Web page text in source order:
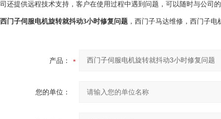
司还提供远程技术支持，客户在使用过程中遇到问题，可以随时与公司
西门子伺服电机旋转就抖动3小时修复问题 ，西门子马达维修，西门子电
产品：
您的单位：